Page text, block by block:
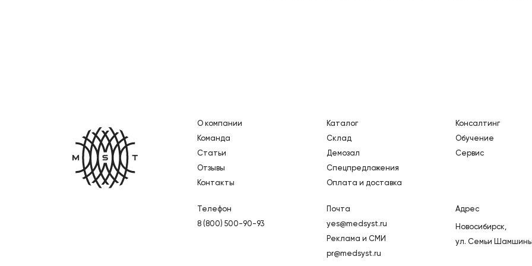
О компании
Команда
Статьи
Отзывы
Контакты
Каталог
Склад
Демозал
Спецпредложения
Оплата и доставка
Консалтинг
Обучение
Сервис
Телефон
8 (800) 500-90-93
Почта
yes@medsyst.ru
Реклама и СМИ
pr@medsyst.ru
Адрес
Новосибирск,
ул. Семьи